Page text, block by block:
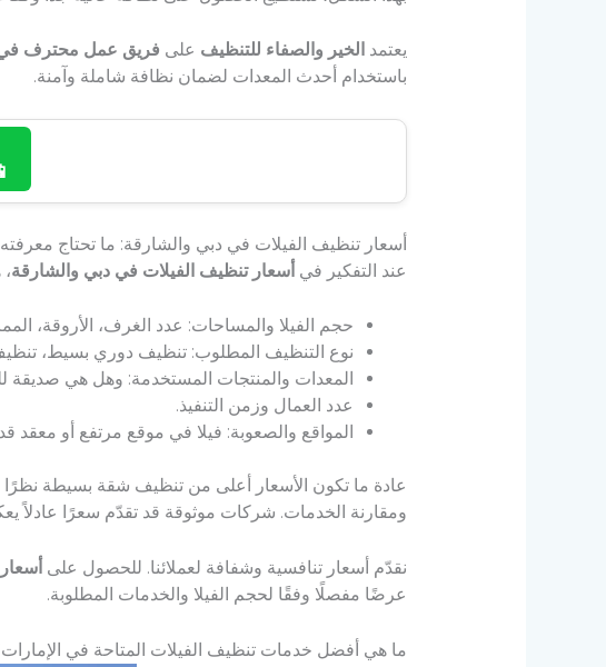
يعتمد الخير والصفاء للتنظيف على فريق عمل محترف في
باستخدام أحدث المعدات لضمان نظافة شاملة وآمنة.
أسعار تنظيف الفيلات في دبي والشارقة: ما تحتاج معرفته
عند التفكير في أسعار تنظيف الفيلات في دبي والشارقة
حجم الفيلا والمساحات: عدد الغرف، الأروقة،
نوع التنظيف المطلوب: تنظيف دوري بسيط،
المعدات والمنتجات المستخدمة: وهل هي صديقة
عدد العمال وزمن التنفيذ.
المواقع والصعوبة: فيلا في موقع مرتفع أو معقد
عادة ما تكون الأسعار أعلى من تنظيف شقة بسيطة
ومقارنة الخدمات. شركات موثوقة قد تقدّم سعرًا عادلاً
نقدّم أسعار تنافسية وشفافة لعملائنا. للحصول على
عرضًا مفصلًا وفقًا لحجم الفيلا والخدمات المطلوبة.
ما هي أفضل خدمات تنظيف الفيلات المتاحة في